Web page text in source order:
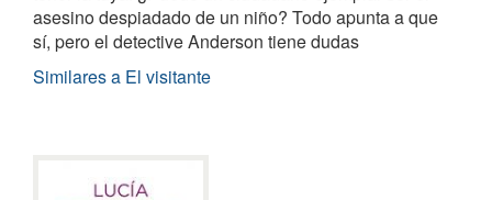
asesino despiadado de un niño? Todo apunta a que
sí, pero el detective Anderson tiene dudas
Similares a El visitante